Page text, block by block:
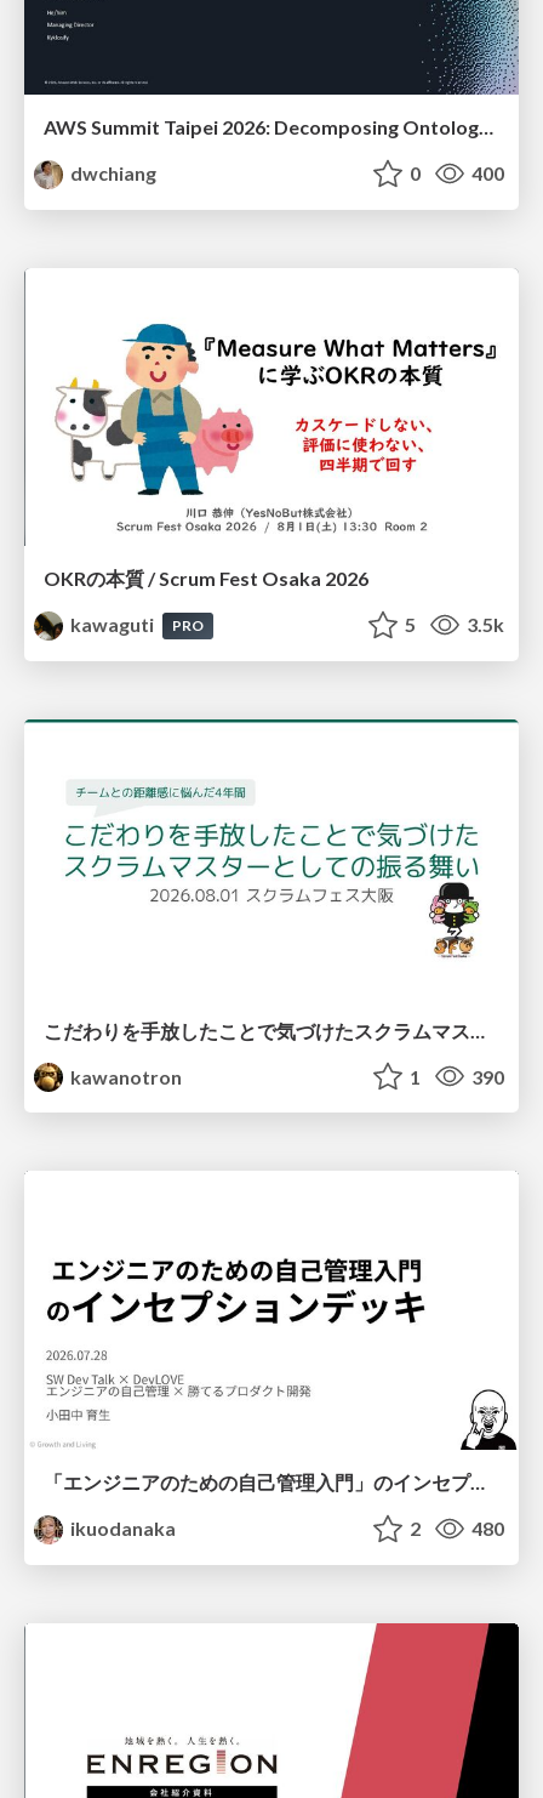
dwchiang
0 400
OKRの本質 / Scrum Fest Osaka 2026
kawaguti
PRO 5 3.5k
kawanotron
1 390
「エンジニアのための自己管理入門」のインセプションデッキ/Inception Deck of Self-Management beginner's guide book
ikuodanaka
2 480